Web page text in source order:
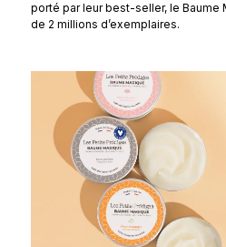
porté par leur best-seller, le Baume
de 2 millions d’exemplaires.